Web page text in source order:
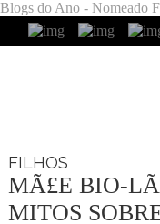
Blogs do Ano - Nomeado
FILHOS
MÃ£E BIO-
MITOS